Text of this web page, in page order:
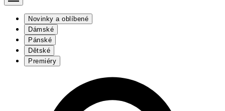
Novinky a oblíbené
Dámské
Pánské
Dětské
Premiéry